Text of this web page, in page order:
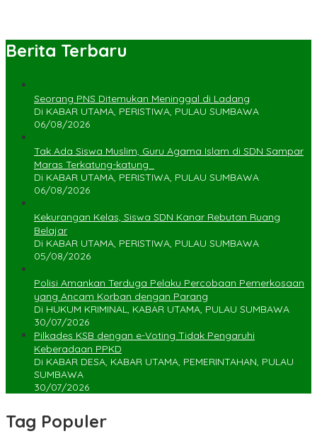
Berita Terbaru
Seorang PNS Ditemukan Meninggal di Ladang
Di KABAR UTAMA, PERISTIWA, PULAU SUMBAWA
06/08/2026
Tak Ada Siswa Muslim, Guru Agama Islam di SDN Sampar
Maras Terkatung-katung ‎
Di KABAR UTAMA, PERISTIWA, PULAU SUMBAWA
06/08/2026
Kekurangan Kelas, Siswa SDN Kanar Rebutan Ruang
Belajar
Di KABAR UTAMA, PERISTIWA, PULAU SUMBAWA
05/08/2026
Polisi Amankan Terduga Pelaku Percobaan Pemerkosaan
yang Ancam Korban dengan Parang
Di HUKUM KRIMINAL, KABAR UTAMA, PULAU SUMBAWA
30/07/2026
Pilkades KSB dengan e-Voting Tidak Pengaruhi
Keberadaan PPKD
Di KABAR DESA, KABAR UTAMA, PEMERINTAHAN, PULAU
SUMBAWA
30/07/2026
Tag Populer